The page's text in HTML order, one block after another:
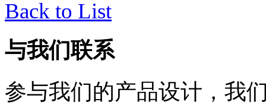
Back to List
与我们联系
参与我们的产品设计，我